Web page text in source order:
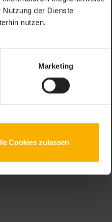
Nutzung der Dienste
nutzen.
Marketing
Cookies zulassen